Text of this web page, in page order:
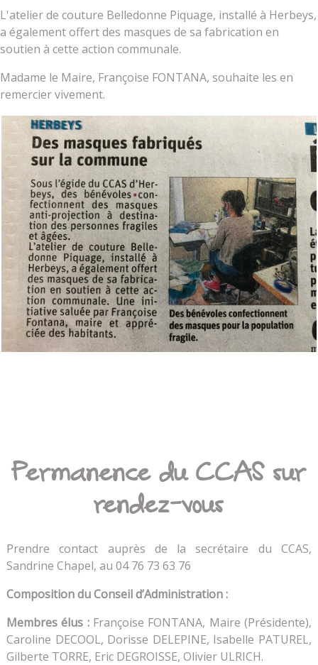
L'atelier de couture Belledonne Piquage, installé à Herbeys,
a également offert des masques de sa fabrication en
soutien à cette action communale.
Madame le Maire, Françoise FONTANA, souhaite les en
remercier vivement.
Permanence du CCAS sur
rendez-vous
Prendre contact auprès de la secrétaire du CCAS,
Sandrine Chapel, au 04 76 73 63 76
Composition du Conseil d’Administration:
Membres élus : Françoise FONTANA, Maire (Présidente),
Caroline DECOOL, Dorisse DELEPINE, Isabelle PATUREL,
Gilberte TORRE, Eric DEGROISSE, Olivier ULRICH.